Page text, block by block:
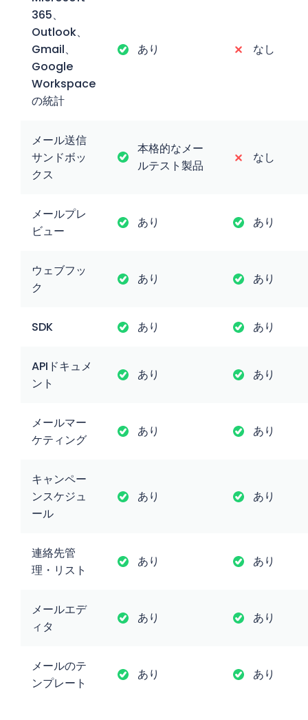
365、
Outlook、
Gmail、
Google
Workspace
の統計
あり なし
メール送信
サンドボッ
クス
本格的なメー
ルテスト製品
なし
メールプレ
ビュー
あり あり
ウェブフッ
ク
あり あり
SDK あり あり
APIドキュメ
ント
あり あり
メールマー
ケティング
あり あり
キャンペー
ンスケジュ
ール
あり あり
連絡先管
理・リスト
あり あり
メールエデ
ィタ
あり あり
メールのテ
ンプレート
あり あり